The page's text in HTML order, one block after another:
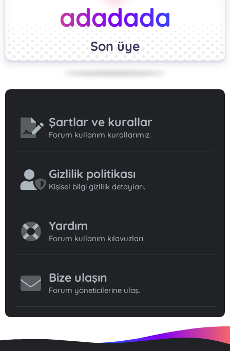
adadada
Son üye
Şartlar ve kurallar
Forum kullanım kurallarımız.
Gizlilik politikası
Kişisel bilgi gizlilik detayları.
Yardım
Forum kullanım kılavuzları
Bize ulaşın
Forum yöneticilerine ulaş.